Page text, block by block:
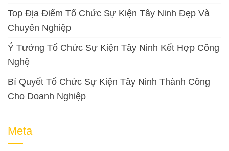
Top Địa Điểm Tổ Chức Sự Kiện Tây Ninh Đẹp Và
Chuyên Nghiệp
Ý Tưởng Tổ Chức Sự Kiện Tây Ninh Kết Hợp Công
Nghệ
Bí Quyết Tổ Chức Sự Kiện Tây Ninh Thành Công
Cho Doanh Nghiệp
Meta